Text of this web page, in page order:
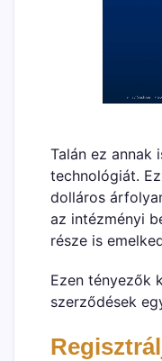
Talán ez annak
technológiát.
dolláros
az intézményi
része is
Ezen tényezők
szerződések